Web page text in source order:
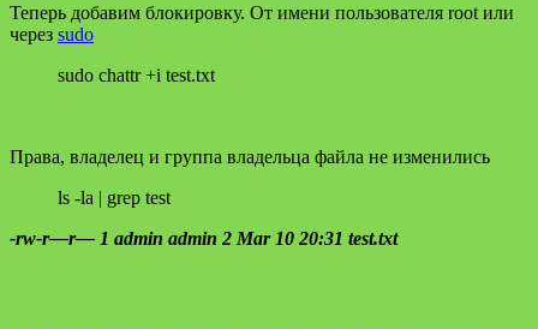
Теперь добавим блокировку. От имени пользователя root или
через sudo
sudo chattr +i test.txt
Права, владелец и группа владельца файла не изменились
ls -la | grep test
-rw-r—r— 1 admin admin 2 Mar 10 20:31 test.txt